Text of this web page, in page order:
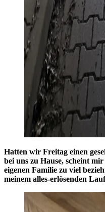
Hatten wir Freitag einen
bei uns zu Hause, scheint
eigenen Familie zu viel
meinem alles-erlösenden